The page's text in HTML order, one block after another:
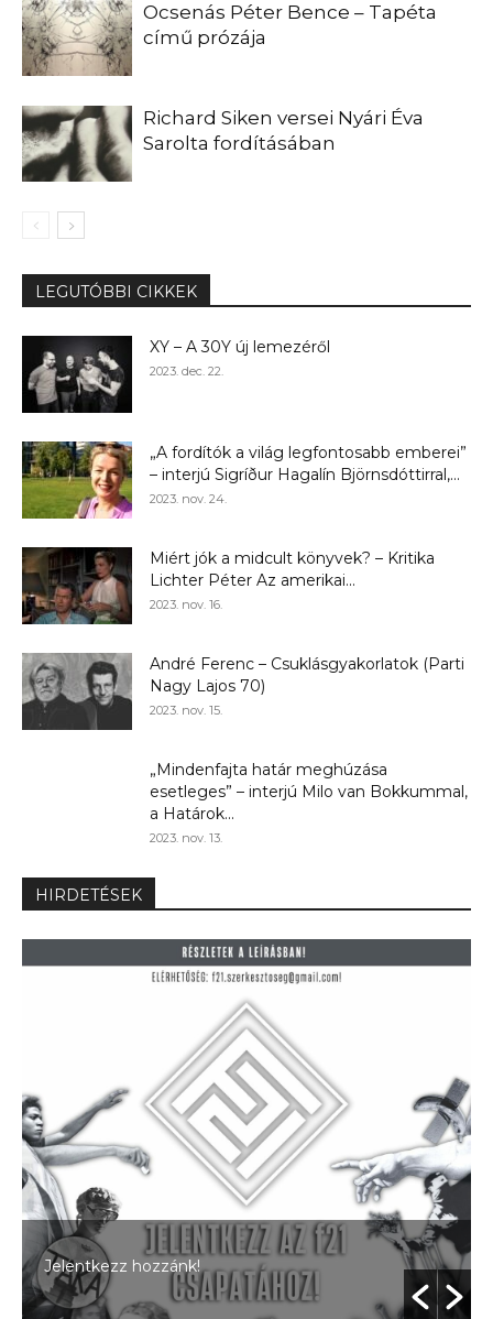
Ocsenás Péter Bence – Tapéta
című prózája
Richard Siken versei Nyári Éva
Sarolta fordításában
LEGUTÓBBI CIKKEK
XY – A 30Y új lemezéről
2023. dec. 22.
„A fordítók a világ legfontosabb emberei”
– interjú Sigríður Hagalín Björnsdóttirral,...
2023. nov. 24.
Miért jók a midcult könyvek? – Kritika
Lichter Péter Az amerikai...
2023. nov. 16.
André Ferenc – Csuklásgyakorlatok (Parti
Nagy Lajos 70)
2023. nov. 15.
„Mindenfajta határ meghúzása
esetleges” – interjú Milo van Bokkummal,
a Határok...
2023. nov. 13.
HIRDETÉSEK
Jelentkezz hozzánk!